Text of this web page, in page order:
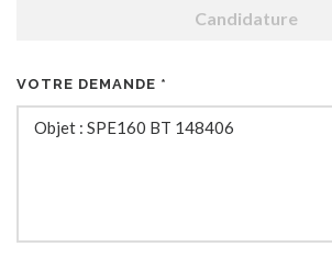
Candidature
VOTRE DEMANDE *